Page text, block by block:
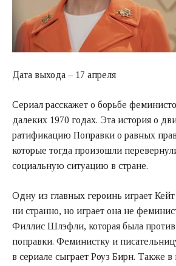
Дата выхода – 17 апреля
Сериал расскажет о борьбе
далеких 1970 годах. Эта история о
ратификацию Поправки о равных
которые тогда произошли
социальную ситуацию в стране.
Одну из главных героинь играет
ни странно, но играет она не
Филлис Шлэфли, которая была против
поправки. Феминистку и
в сериале сыграет Роуз Бирн. Также